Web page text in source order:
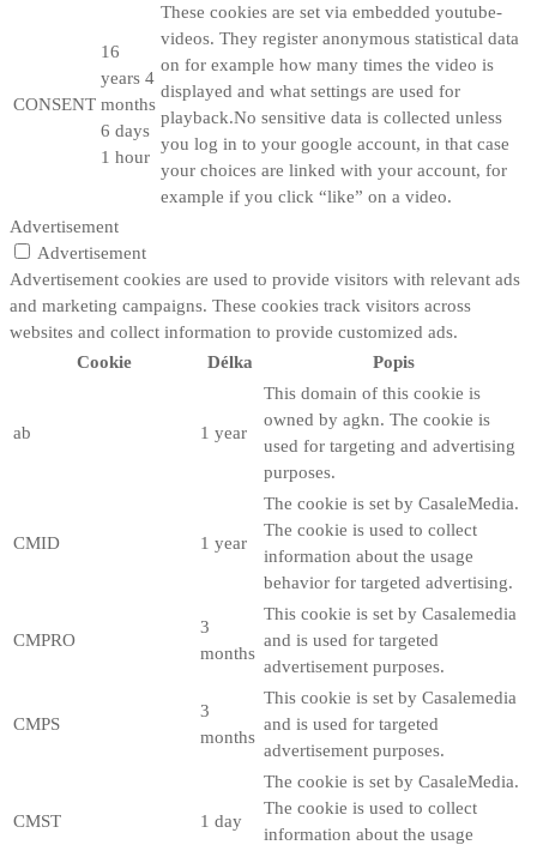
CONSENT
16
years 4
months
6 days
1 hour
These cookies are set via embedded youtube-
videos. They register anonymous statistical data
on for example how many times the video is
displayed and what settings are used for
playback.No sensitive data is collected unless
you log in to your google account, in that case
your choices are linked with your account, for
example if you click “like” on a video.
Advertisement
Advertisement
Advertisement cookies are used to provide visitors with relevant ads
and marketing campaigns. These cookies track visitors across
websites and collect information to provide customized ads.
Cookie
Délka Popis
ab 1 year
This domain of this cookie is
owned by agkn. The cookie is
used for targeting and advertising
purposes.
CMID 1 year
The cookie is set by CasaleMedia.
The cookie is used to collect
information about the usage
behavior for targeted advertising.
CMPRO
3
months
This cookie is set by Casalemedia
and is used for targeted
advertisement purposes.
CMPS
3
months
This cookie is set by Casalemedia
and is used for targeted
advertisement purposes.
CMST 1 day
The cookie is set by CasaleMedia.
The cookie is used to collect
information about the usage